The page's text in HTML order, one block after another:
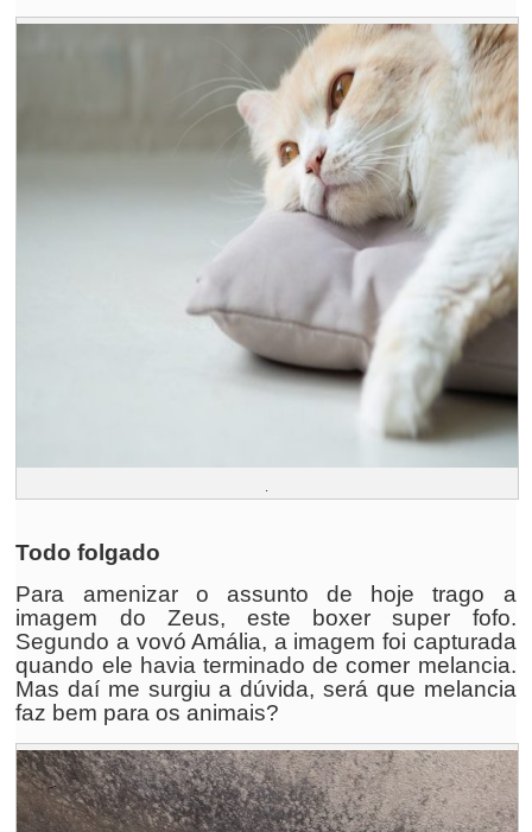
Todo folgado
Para amenizar o assunto de hoje trago a
imagem do Zeus, este boxer super fofo.
Segundo a vovó Amália, a imagem foi capturada
quando ele havia terminado de comer melancia.
Mas daí me surgiu a dúvida, será que melancia
faz bem para os animais?